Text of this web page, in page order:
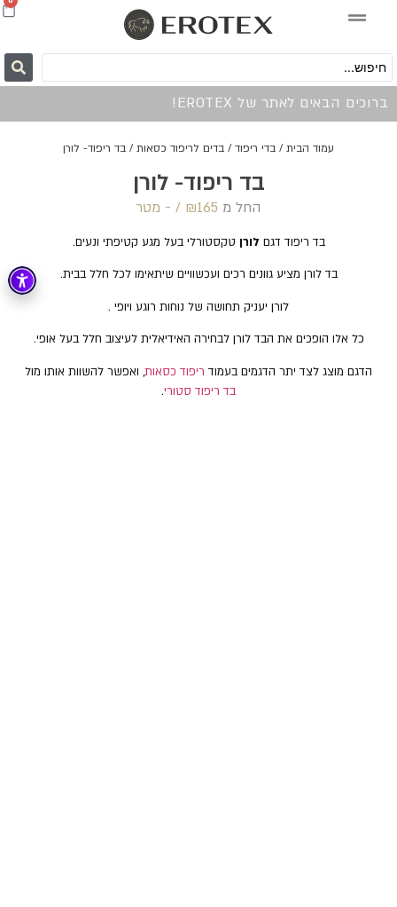
ברוכים הבאים לאתר של EROTEX!
עמוד הבית / בדי ריפוד / בדים לריפוד כסאות / בד ריפוד- לורן
בד ריפוד- לורן
החל מ ₪165 /‏‏‎ ‎- מטר
בד ריפוד דגםלורן טקסטורלי בעל מגע קטיפתי ונעים.
בד לורן מציע גוונים רכים ועכשוויים שיתאימו לכל חלל בבית.
לורן יעניק תחושה של נוחות רוגע ויופי .
כל אלו הופכים את הבד לורן לבחירה האידיאלית לעיצוב חלל בעל אופי.
הדגם מוצג לצד יתר הדגמים בעמוד ריפוד כסאות, ואפשר להשוות אותו מול
בד ריפוד סטורי.